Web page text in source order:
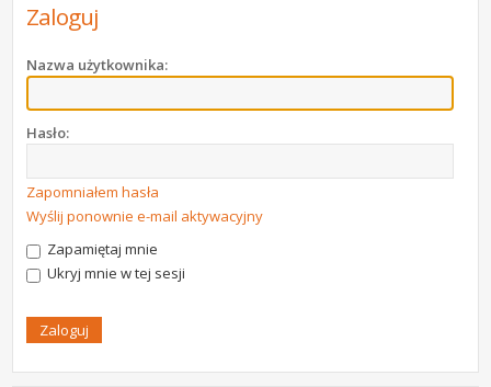
Zaloguj
Nazwa użytkownika:
Hasło:
Zapomniałem hasła
Wyślij ponownie e-mail aktywacyjny
Zapamiętaj mnie
Ukryj mnie w tej sesji